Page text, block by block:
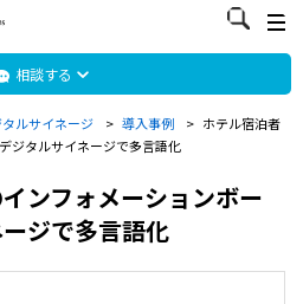
相談する
タルサイネージ > 導入事例 > ホテル宿泊者
ジタルサイネージで多言語化
ンフォメーションボー
ジで多言語化